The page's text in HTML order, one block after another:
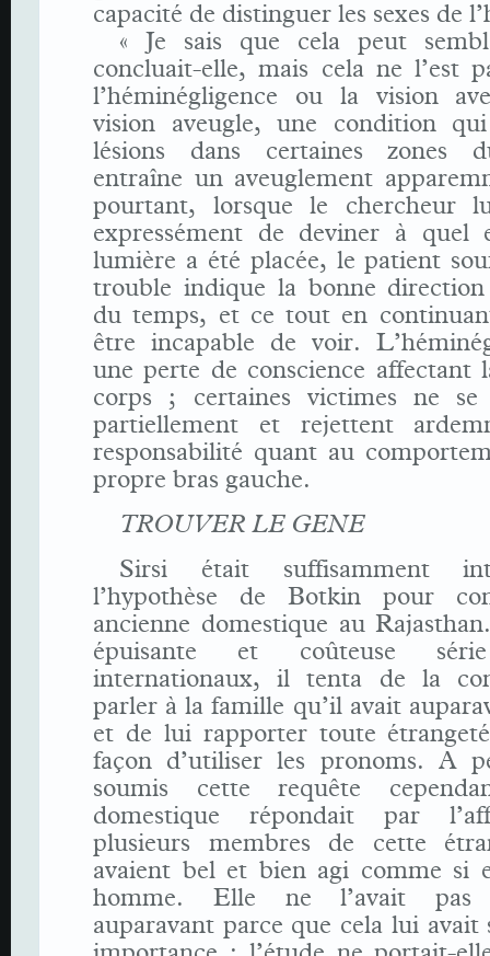
capacité de distinguer les sexes de
« Je sais que cela peut
concluait-elle, mais cela ne l’est
l’héminégligence ou la vision
vision aveugle, une condition
lésions dans certaines zones
entraîne un aveuglement
pourtant, lorsque le chercheur
expressément de deviner à quel
lumière a été placée, le patient
trouble indique la bonne
du temps, et ce tout en
être incapable de voir.
une perte de conscience affectant
corps ; certaines victimes ne
partiellement et rejettent
responsabilité quant au
propre bras gauche.
TROUVER LE GENE
Sirsi était suffisamment
l’hypothèse de Botkin pour
ancienne domestique au
épuisante et coûteuse série
internationaux, il tenta de la
parler à la famille qu’il avait
et de lui rapporter toute
façon d’utiliser les pronoms. A
soumis cette requête
domestique répondait par
plusieurs membres de cette
avaient bel et bien agi comme si
homme. Elle ne l’avait pas
auparavant parce que cela lui avait